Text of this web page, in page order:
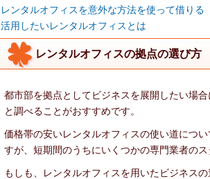
レンタルオフィスを意外な方法を使って借りる
活用したいレンタルオフィスとは
レンタルオフィスの拠点の選び方
都市部を拠点としてビジネスを展開したい場
と調べることがおすすめです。
価格帯の安いレンタルオフィスの使い道につ
すが、短期間のうちにいくつかの専門業者の
もしも、レンタルオフィスを用いたビジネス